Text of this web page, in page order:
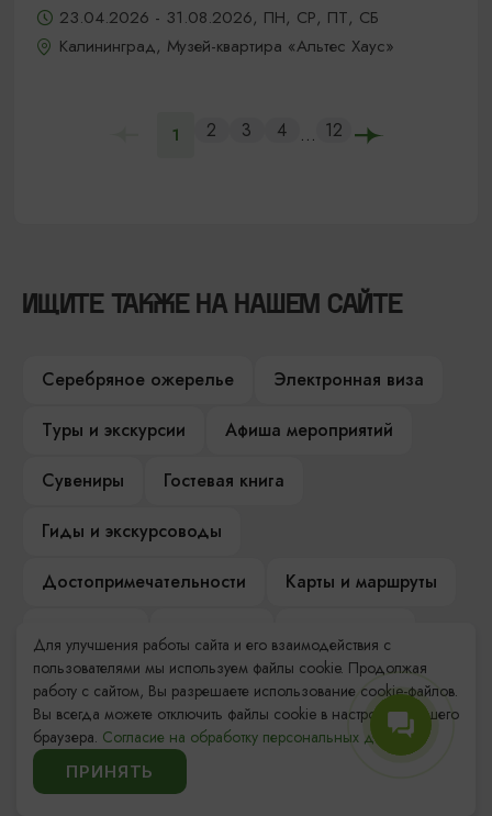
23.04.2026 - 31.08.2026, ПН, СР, ПТ, СБ
Калининград, Музей-квартира «Альтес Хаус»
1 2 3 4 ... 12
ИЩИТЕ ТАКЖЕ НА НАШЕМ САЙТЕ
Серебряное ожерелье
Электронная виза
Туры и экскурсии
Афиша мероприятий
Сувениры
Гостевая книга
Гиды и экскурсоводы
Достопримечательности
Карты и маршруты
Компас Балтийской кухни
Настоящий Калининградец
Музеи
Для улучшения работы сайта и его взаимодействия с
пользователями мы используем файлы cookie. Продолжая
работу с сайтом, Вы разрешаете использование cookie-файлов.
Вы всегда можете отключить файлы cookie в настройках Вашего
браузера. Согласие на обработку персональных данных.
ПРИНЯТЬ